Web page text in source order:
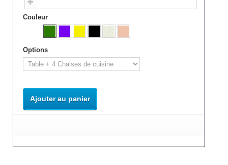
Couleur
Options
Ajouter au panier